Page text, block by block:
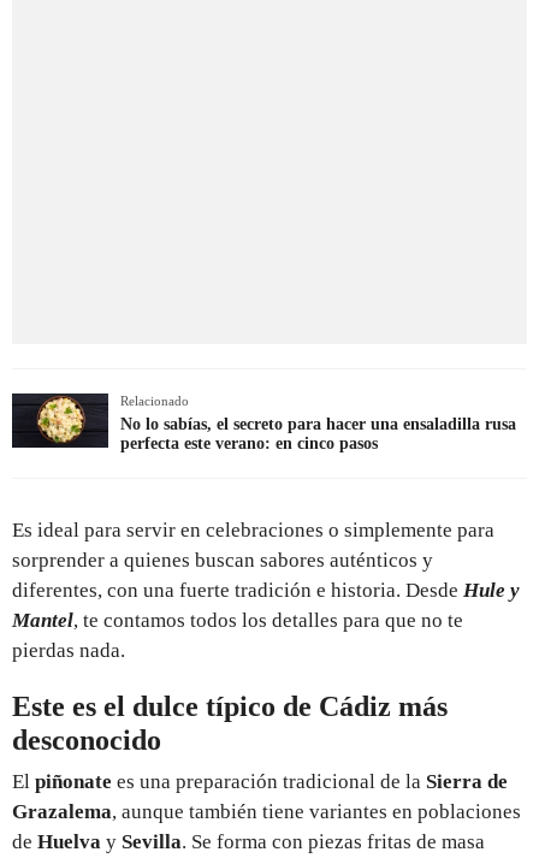
Relacionado
No lo sabías, el secreto para hacer una ensaladilla rusa
perfecta este verano: en cinco pasos
Es ideal para servir en celebraciones o simplemente para
sorprender a quienes buscan sabores auténticos y
diferentes, con una fuerte tradición e historia. Desde Hule y
Mantel, te contamos todos los detalles para que no te
pierdas nada.
Este es el dulce típico de Cádiz más
desconocido
El piñonate es una preparación tradicional de la Sierra de
Grazalema, aunque también tiene variantes en poblaciones
de Huelva y Sevilla. Se forma con piezas fritas de masa